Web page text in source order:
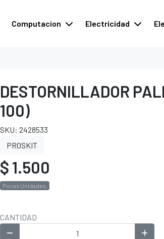
Computacion Electricidad
DESTORNILLADOR
100)
SKU: 2428533
PROSKIT
$ 1.500
Pocas Unidades.
CANTIDAD